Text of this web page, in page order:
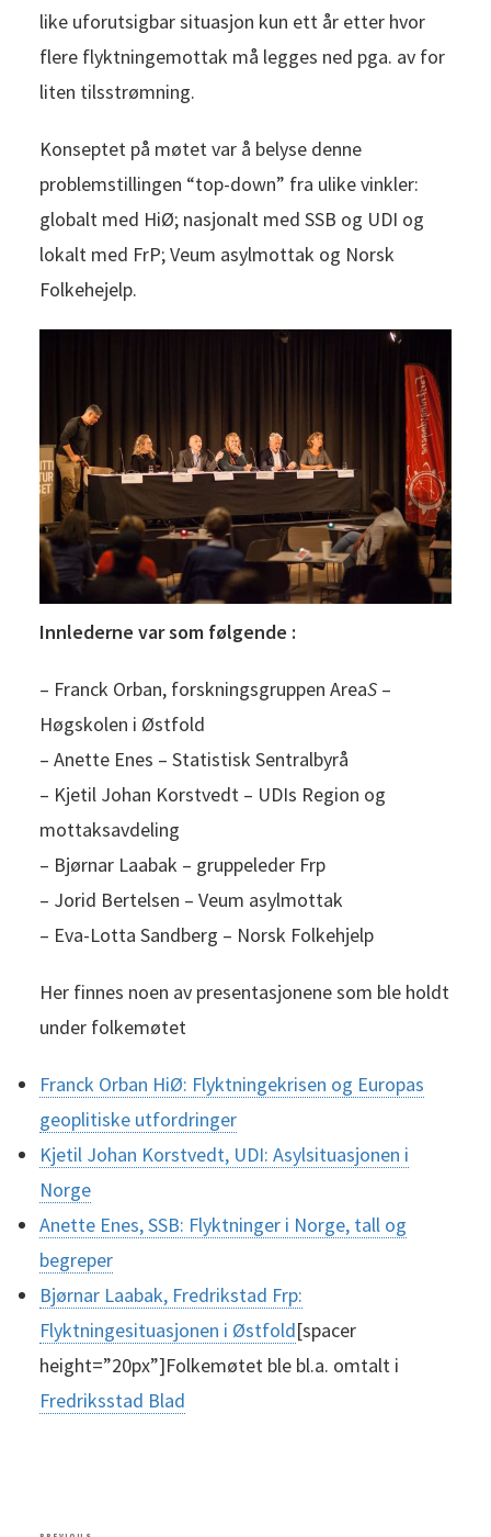
like uforutsigbar situasjon kun ett år etter hvor
flere flyktningemottak må legges ned pga. av for
liten tilsstrømning.
Konseptet på møtet var å belyse denne
problemstillingen “top-down” fra ulike vinkler:
globalt med HiØ; nasjonalt med SSB og UDI og
lokalt med FrP; Veum asylmottak og Norsk
Folkehejelp.
Innlederne var som følgende :
– Franck Orban, forskningsgruppen AreaS –
Høgskolen i Østfold
– Anette Enes – Statistisk Sentralbyrå
– Kjetil Johan Korstvedt – UDIs Region og
mottaksavdeling
– Bjørnar Laabak – gruppeleder Frp
– Jorid Bertelsen – Veum asylmottak
– Eva-Lotta Sandberg – Norsk Folkehjelp
Her finnes noen av presentasjonene som ble holdt
under folkemøtet
Franck Orban HiØ: Flyktningekrisen og Europas
geoplitiske utfordringer
Kjetil Johan Korstvedt, UDI: Asylsituasjonen i
Norge
Anette Enes, SSB: Flyktninger i Norge, tall og
begreper
Bjørnar Laabak, Fredrikstad Frp:
Flyktningesituasjonen i Østfold[spacer
height=”20px”]Folkemøtet ble bl.a. omtalt i
Fredriksstad Blad